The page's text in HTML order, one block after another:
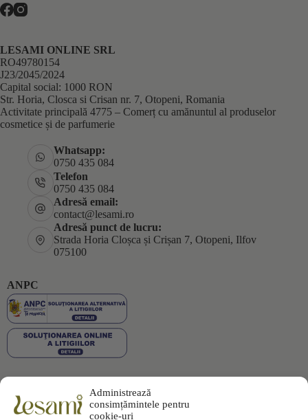
LESAMI ONLINE SRL
RO49780154
J23/2045/2024
Capital social: 1000 RON
Str. Horia, Closca si Crisan nr. 7, Otopeni, Romania
Activitate principală 4775 – Comerț cu amănuntul al produselor
cosmetice și de parfumerie
Whatsapp:
0750 435 084
Telefon
0750 435 084
Adresă email:
contact@lesami.ro
Adresă punct de lucru:
Strada Horia Cloșca și Crișan 7, Otopeni, Ilfov
075100
ANPC
Plata securizată
Administrează
consimțămintele pentru
cookie-uri